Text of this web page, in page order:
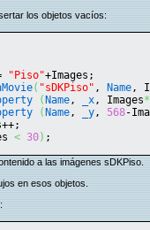
los objetos vacíos:
"Piso"+Images;
( "sDKPiso" , Name,
( Name, _x, Images*
( Name, _y, 568-
< 30) ;
a las imágenes sDKPiso.
en esos objetos.